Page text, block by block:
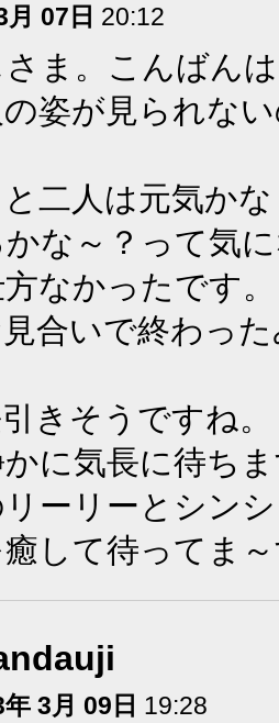
07日 20:12
ま。こんばん
姿が見られな
二人は元気か
な～？って気
なかったです。
合いで終わっ
きそうですね。
に気長に待ち
ーリーとシン
して待ってま
3月 09日 19:28